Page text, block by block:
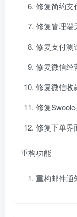
修复简约支
修复管理端
修复支付测
修复微信经
修复微信收
修复
修复下单界
重构功能
重构邮件通